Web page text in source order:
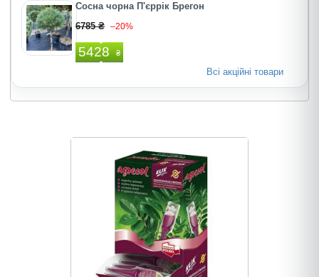
Сосна чорна П'єррік Брегон
6785 ₴ –20%
5428 ₴
Всі акційні товари